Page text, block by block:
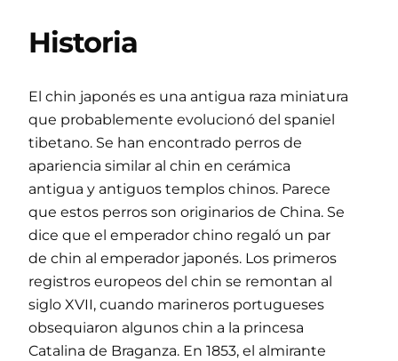
Historia
El chin japonés es una antigua raza miniatura
que probablemente evolucionó del spaniel
tibetano. Se han encontrado perros de
apariencia similar al chin en cerámica
antigua y antiguos templos chinos. Parece
que estos perros son originarios de China. Se
dice que el emperador chino regaló un par
de chin al emperador japonés. Los primeros
registros europeos del chin se remontan al
siglo XVII, cuando marineros portugueses
obsequiaron algunos chin a la princesa
Catalina de Braganza. En 1853, el almirante